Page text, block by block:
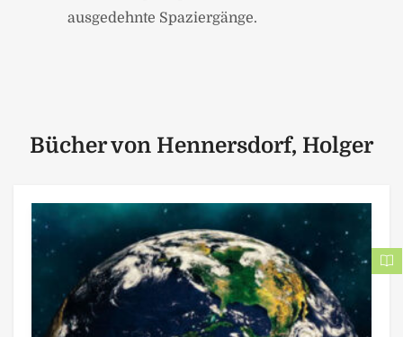
ausgedehnte Spaziergänge.
Bücher von Hennersdorf, Holger